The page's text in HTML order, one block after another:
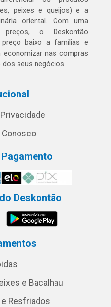
peixes e queijos) e a
oriental. Com uma
o Deskontão
preço baixo a famílias e
economizar nas compras
dos seus negócios.
Conosco
Deskontão
e Bacalhau
Resfriados